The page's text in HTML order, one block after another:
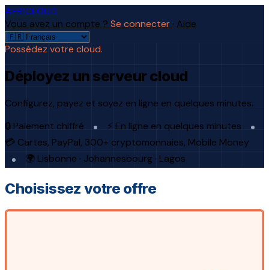
AFRICLOUD
Vous avez un compte ? Se connecter · Aide
Possédez votre cloud.
Déployez un serveur cloud
Configurez, payez et soyez en ligne en quelques minutes.
🔒 Paiement chiffré
⚡ En ligne en quelques minutes
💳 Cartes, PayPal, 300+ cryptomonnaies, Mobile Money
🌍 Lisbonne · Johannesbourg · Lagos
Choisissez votre offre